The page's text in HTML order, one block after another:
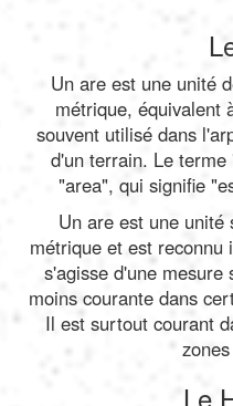
Un are est une unité
métrique, équivalent
souvent utilisé dans
d'un terrain. Le
"area", qui signifie
Un are est une unité
métrique et est reconnu
s'agisse d'une
moins courante dans
Il est surtout courant
Le